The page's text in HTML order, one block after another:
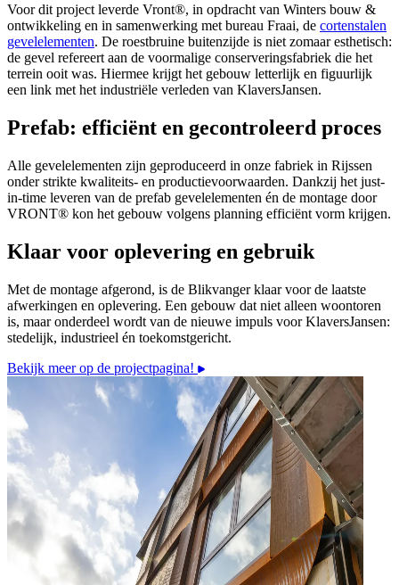
Voor dit project leverde Vront®, in opdracht van Winters bouw &
ontwikkeling en in samenwerking met bureau Fraai, de cortenstalen
gevelelementen. De roestbruine buitenzijde is niet zomaar esthetisch:
de gevel refereert aan de voormalige conserveringsfabriek die het
terrein ooit was. Hiermee krijgt het gebouw letterlijk en figuurlijk
een link met het industriële verleden van KlaversJansen.
Prefab: efficiënt en gecontroleerd proces
Alle gevelelementen zijn geproduceerd in onze fabriek in Rijssen
onder strikte kwaliteits- en productievoorwaarden. Dankzij het just-
in-time leveren van de prefab gevelelementen én de montage door
VRONT® kon het gebouw volgens planning efficiënt vorm krijgen.
Klaar voor oplevering en gebruik
Met de montage afgerond, is de Blikvanger klaar voor de laatste
afwerkingen en oplevering. Een gebouw dat niet alleen woontoren
is, maar onderdeel wordt van de nieuwe impuls voor KlaversJansen:
stedelijk, industrieel én toekomstgericht.
Bekijk meer op de projectpagina!